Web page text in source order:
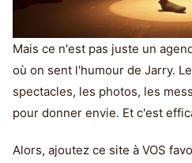
Mais ce n'est pas juste un
où on sent l'humour de Jarry.
spectacles, les photos, les
pour donner envie. Et c'est
Alors, ajoutez ce site à VOS